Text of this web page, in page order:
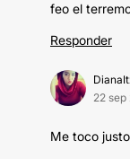
feo el
Responder
22 sep
Me toco